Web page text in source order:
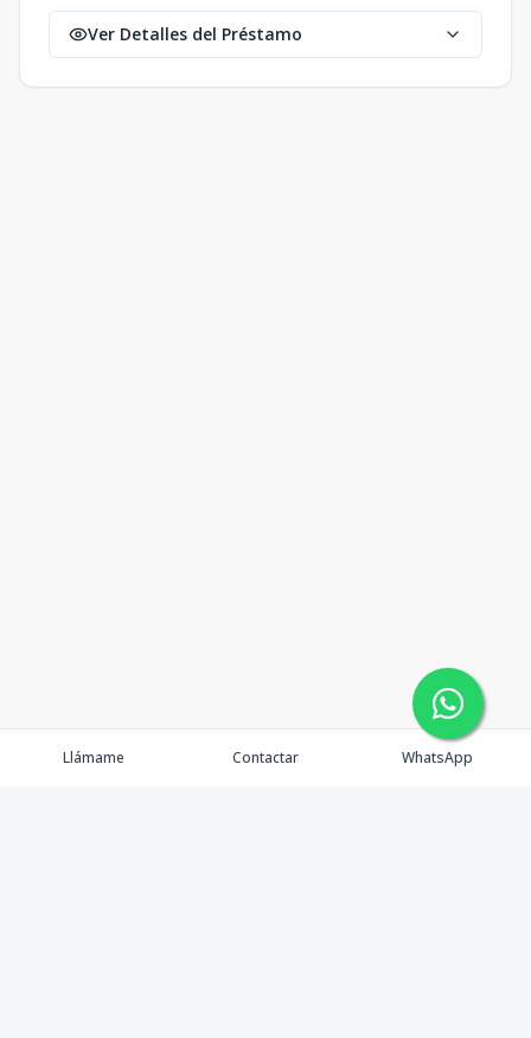
Ver Detalles del Préstamo
Llámame Contactar WhatsApp